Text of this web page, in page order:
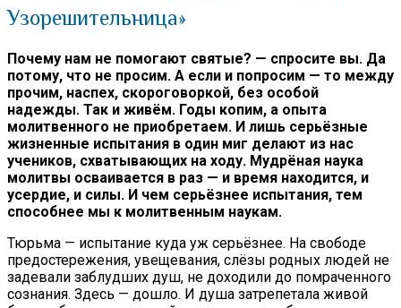
Узорешительница»
Почему нам не помогают святые? — спросите вы. Да
потому, что не просим. А если и попросим — то между
прочим, наспех, скороговоркой, без особой
надежды. Так и живём. Годы копим, а опыта
молитвенного не приобретаем. И лишь серьёзные
жизненные испытания в один миг делают из нас
учеников, схватывающих на ходу. Мудрёная наука
молитвы осваивается в раз — и время находится, и
усердие, и силы. И чем серьёзнее испытания, тем
способнее мы к молитвенным наукам.
Тюрьма — испытание куда уж серьёзнее. На свободе
предостережения, увещевания, слёзы родных людей не
задевали заблудших душ, не доходили до помраченного
сознания. Здесь — дошло. И душа затрепетала живой